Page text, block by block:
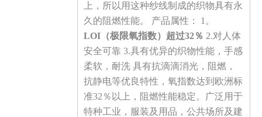
上，所以用这种纱线制成的织物具有永
久的阻燃性能。 产品属性： 1。
LOI（极限氧指数）超过32％ 2.对人体
安全可靠 3.具有优异的织物性能，手感
柔软，耐洗 具有抗滴滴消光，阻燃，
抗静电等优良特性，氧指数达到欧洲标
准32％以上，阻燃性能稳定。广泛用于
特种工业，服装及用品，公共场所及建